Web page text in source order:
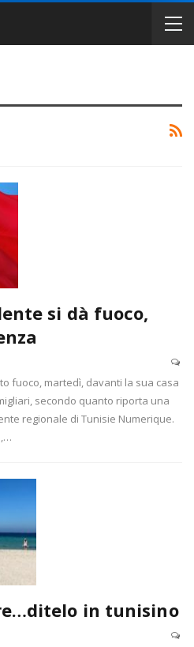
si dà fuoco,
fuoco, martedì, davanti la sua casa
secondo quanto riporta una
regionale di Tunisie Numerique.
in tunisino